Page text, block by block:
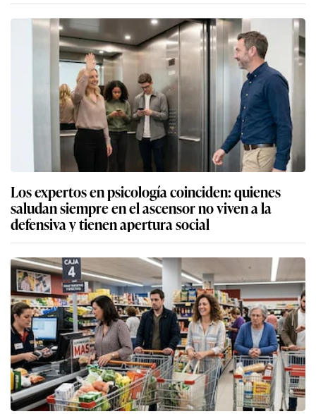
Los expertos en psicología coinciden: quienes
saludan siempre en el ascensor no viven a la
defensiva y tienen apertura social